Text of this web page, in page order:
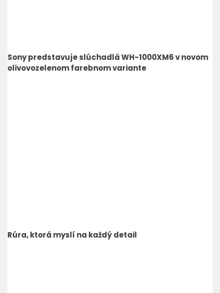
Sony predstavuje slúchadlá WH-1000XM6 v novom
olivovozelenom farebnom variante
Rúra, ktorá myslí na každý detail